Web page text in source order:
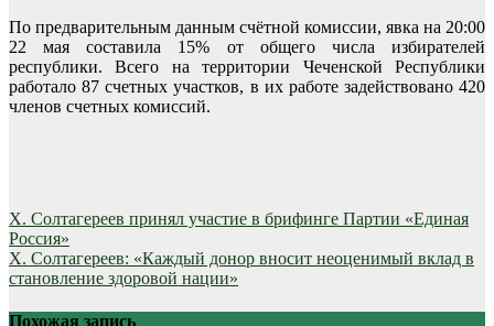
По предварительным данным счётной комиссии, явка на 20:00
22 мая составила 15% от общего числа избирателей
республики. Всего на территории Чеченской Республики
работало 87 счетных участков, в их работе задействовано 420
членов счетных комиссий.
Навигация
по
записям
Х. Солтагереев принял участие в брифинге Партии «Единая
Россия»
Х. Солтагереев: «Каждый донор вносит неоценимый вклад в
становление здоровой нации»
Похожая запись